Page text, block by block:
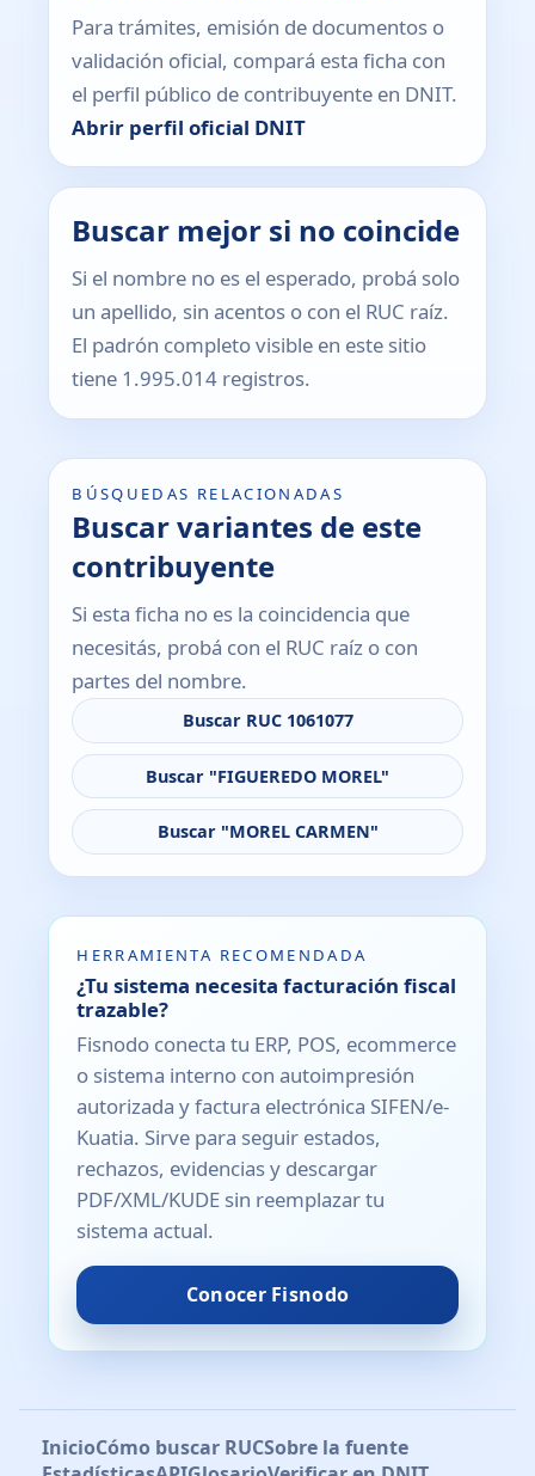
Para trámites, emisión de documentos o
validación oficial, compará esta ficha con
el perfil público de contribuyente en DNIT.
Abrir perfil oficial DNIT
Buscar mejor si no coincide
Si el nombre no es el esperado, probá solo
un apellido, sin acentos o con el RUC raíz.
El padrón completo visible en este sitio
tiene 1.995.014 registros.
BÚSQUEDAS RELACIONADAS
Buscar variantes de este
contribuyente
Si esta ficha no es la coincidencia que
necesitás, probá con el RUC raíz o con
partes del nombre.
Buscar RUC 1061077
Buscar "FIGUEREDO MOREL"
Buscar "MOREL CARMEN"
HERRAMIENTA RECOMENDADA
¿Tu sistema necesita facturación fiscal
trazable?
Fisnodo conecta tu ERP, POS, ecommerce
o sistema interno con autoimpresión
autorizada y factura electrónica SIFEN/e-
Kuatia. Sirve para seguir estados,
rechazos, evidencias y descargar
PDF/XML/KUDE sin reemplazar tu
sistema actual.
Conocer Fisnodo
InicioCómo buscar RUCSobre la fuente